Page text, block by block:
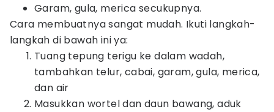
Garam, gula, merica secukupnya.
Cara membuatnya sangat mudah. Ikuti langkah-
langkah di bawah ini ya:
Tuang tepung terigu ke dalam wadah,
tambahkan telur, cabai, garam, gula, merica,
dan air
Masukkan wortel dan daun bawang, aduk